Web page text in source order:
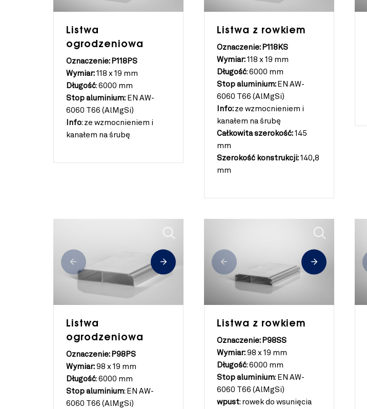
Listwa
ogrodzeniowa
Oznaczenie: P118PS
Wymiar: 118 x 19 mm
Długość: 6000 mm
Stop aluminium: EN AW-
6060 T66 (AlMgSi)
Info: ze wzmocnieniem i
kanałem na śrubę
Listwa z rowkiem
Oznaczenie: P118KS
Wymiar: 118 x 19 mm
Długość: 6000 mm
Stop aluminium: EN AW-
6060 T66 (AlMgSi)
Info: ze wzmocnieniem i
kanałem na śrubę
Całkowita szerokość: 145
mm
Szerokość konstrukcji: 140,8
mm
Listwa
ogrodzeniowa
Oznaczenie: P98PS
Wymiar: 98 x 19 mm
Długość: 6000 mm
Stop aluminium: EN AW-
6060 T66 (AlMgSi)
Listwa z rowkiem
Oznaczenie: P98SS
Wymiar: 98 x 19 mm
Długość: 6000 mm
Stop aluminium: EN AW-
6060 T66 (AlMgSi)
wpust: rowek do wsunięcia